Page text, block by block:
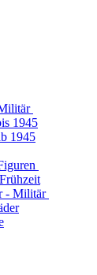
1945
1945
- Militär